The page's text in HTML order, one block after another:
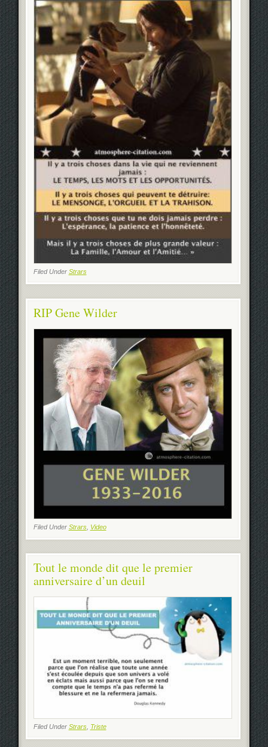
Filed Under Strars
RIP Gene Wilder
Filed Under Strars, Video
Tout le monde dit que le premier
anniversaire d’un deuil
Filed Under Strars, Triste